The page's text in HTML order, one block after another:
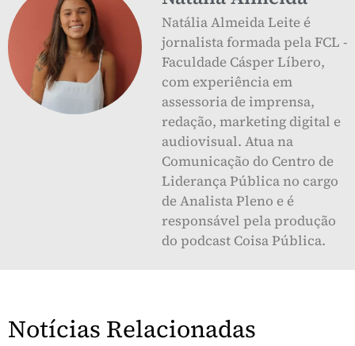
Natália Almeida Leite é
jornalista formada pela FCL -
Faculdade Cásper Líbero,
com experiência em
assessoria de imprensa,
redação, marketing digital e
audiovisual. Atua na
Comunicação do Centro de
Liderança Pública no cargo
de Analista Pleno e é
responsável pela produção
do podcast Coisa Pública.
Notícias Relacionadas